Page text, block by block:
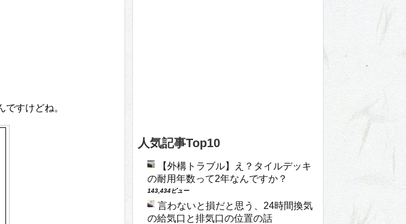
すけどね。
人気記事Top10
【外構トラブル】え？タイルデッキ
の耐用年数って2年なんですか？
143,434ビュー
言わないと損だと思う、24時間換気
の給気口と排気口の位置の話